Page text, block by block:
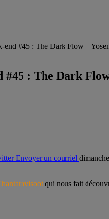
end #45 : The Dark Flow –
#45 : The Dark
Envoyer un courriel
qui nous fait